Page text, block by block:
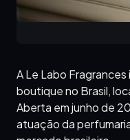
A Le Labo
boutique no Brasil,
Aberta em junho de
atuação da